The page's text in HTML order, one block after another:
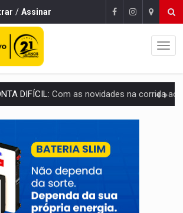
/ Assinar
Disputa entre PCC e CV deixa dez mortos em cinco
Prefeitura inicia campanha de multivacinação para crianças
Draco faz operação para prender faccionados que atacaram
PRESO: Operação Brasil Contra o Crime apreende quase meia
EL NIÑO:Trabalho inédito vai garantir água potável para